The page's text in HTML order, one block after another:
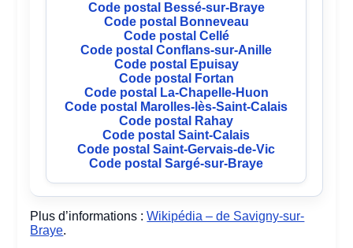
Code postal Bessé-sur-Braye
Code postal Bonneveau
Code postal Cellé
Code postal Conflans-sur-Anille
Code postal Epuisay
Code postal Fortan
Code postal La-Chapelle-Huon
Code postal Marolles-lès-Saint-Calais
Code postal Rahay
Code postal Saint-Calais
Code postal Saint-Gervais-de-Vic
Code postal Sargé-sur-Braye
Plus d’informations :Wikipédia – de Savigny-sur-
Braye.